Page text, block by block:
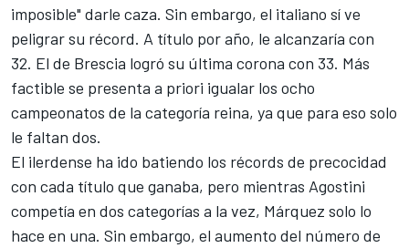
imposible" darle caza. Sin embargo, el italiano sí ve
peligrar su récord. A título por año, le alcanzaría con
32. El de Brescia logró su última corona con 33. Más
factible se presenta a priori igualar los ocho
campeonatos de la categoría reina, ya que para eso solo
le faltan dos.
El ilerdense ha ido batiendo los récords de precocidad
con cada título que ganaba, pero mientras Agostini
competía en dos categorías a la vez, Márquez solo lo
hace en una. Sin embargo, el aumento del número de